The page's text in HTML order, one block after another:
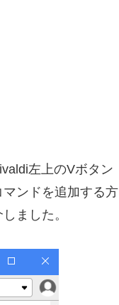
左上のVボタン
ンドを追加する方
ました。